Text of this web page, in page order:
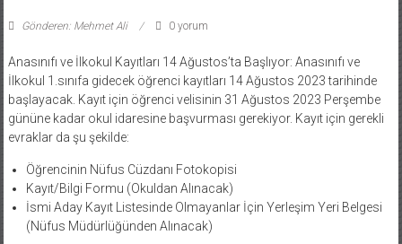
Gönderen: Mehmet Ali 0 yorum
Anasınıfı ve İlkokul Kayıtları 14 Ağustos’ta Başlıyor: Anasınıfı ve
İlkokul 1.sınıfa gidecek öğrenci kayıtları 14 Ağustos 2023 tarihinde
başlayacak. Kayıt için öğrenci velisinin 31 Ağustos 2023 Perşembe
gününe kadar okul idaresine başvurması gerekiyor. Kayıt için gerekli
evraklar da şu şekilde:
Öğrencinin Nüfus Cüzdanı Fotokopisi
Kayıt/Bilgi Formu (Okuldan Alınacak)
İsmi Aday Kayıt Listesinde Olmayanlar İçin Yerleşim Yeri Belgesi
(Nüfus Müdürlüğünden Alınacak)